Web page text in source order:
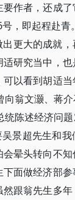
作者，还成
，即起程赴
更大的成就
研究当中，
以看到胡适当
翁文灏、蒋
陈述经济问
景超先生和
晕头转向不
面做经济部
跟翁先生多